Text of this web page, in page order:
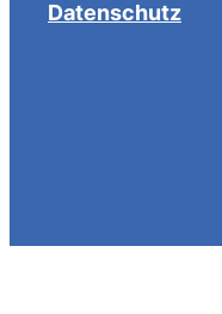
Datenschutz